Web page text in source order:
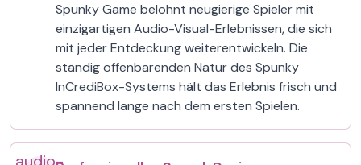
Spunky Game belohnt neugierige Spieler mit
einzigartigen Audio-Visual-Erlebnissen, die sich
mit jeder Entdeckung weiterentwickeln. Die
ständig offenbarenden Natur des Spunky
InCrediBox-Systems hält das Erlebnis frisch und
spannend lange nach dem ersten Spielen.